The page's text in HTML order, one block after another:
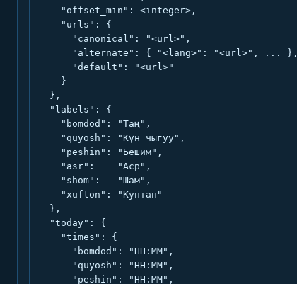
    "offset_min": <integer>,
    "urls": {
      "canonical": "<url>",
      "alternate": { "<lang>": "<url>", ... },
      "default": "<url>"
    }
  },
  "labels": {
    "bomdod": "Таң",
    "quyosh": "Күн чыгуу",
    "peshin": "Бешим",
    "asr":    "Аср",
    "shom":   "Шам",
    "xufton": "Куптан"
  },
  "today": {
    "times": {
      "bomdod": "HH:MM",
      "quyosh": "HH:MM",
      "peshin": "HH:MM",